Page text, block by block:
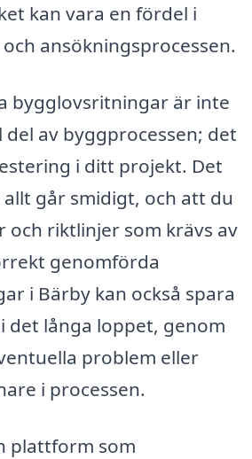
kan vara en fördel i
ansökningsprocessen.
bygglovsritningar är inte
av byggprocessen; det
i ditt projekt. Det
går smidigt, och att du
och riktlinjer som krävs av
genomförda
i Bärby kan också spara
det långa loppet, genom
problem eller
i processen.
plattform som